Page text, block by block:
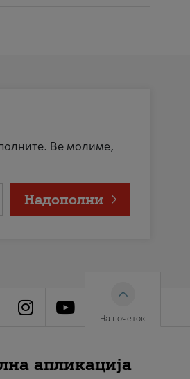
Ве молиме,
Надополни
На почеток
апликација